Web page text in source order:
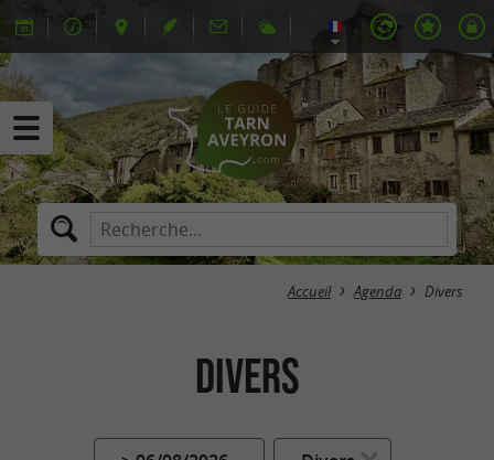
Accueil Agenda Divers
Divers